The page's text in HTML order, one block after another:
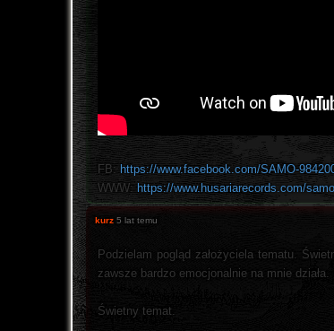
FB: https://www.facebook.com/SAMO-
WWW: https://www.husariarecords.com/samo
kurz 5 lat temu
Podzielam pogląd założyciela tematu.
zawsze bardzo emocjonalnie na mnie
Świetny temat.